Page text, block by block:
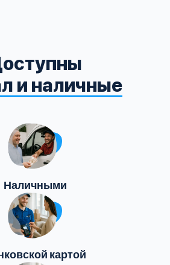
и наличные
Наличными
картой